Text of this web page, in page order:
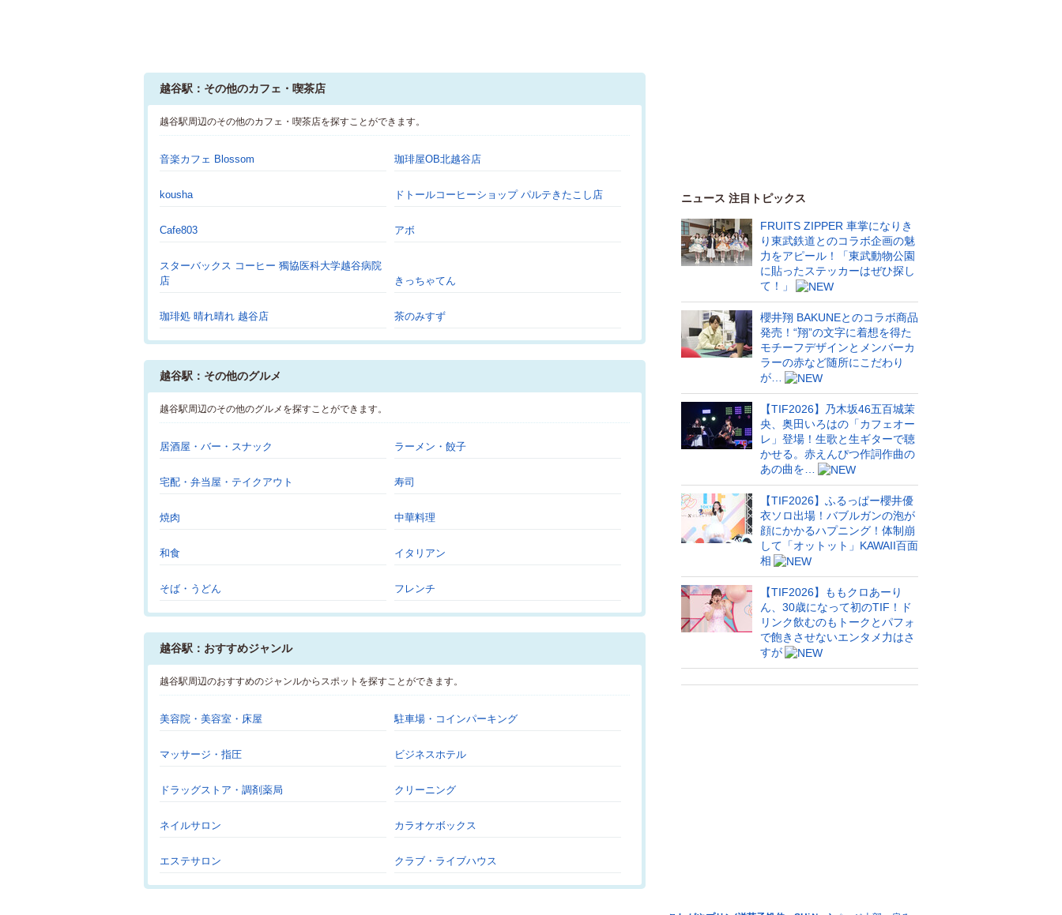
越谷駅：その他のカフェ・喫茶店
越谷駅周辺のその他のカフェ・喫茶店を探すことができます。
音楽カフェ Blossom 珈琲屋OB北越谷店
kousha ドトールコーヒーショップ パルテきたこし店
Cafe803 アボ
スターバックス コーヒー 獨協医科大学越谷病院
店
きっちゃてん
珈琲処 晴れ晴れ 越谷店 茶のみすず
越谷駅：その他のグルメ
越谷駅周辺のその他のグルメを探すことができます。
居酒屋・バー・スナック ラーメン・餃子
宅配・弁当屋・テイクアウト 寿司
焼肉 中華料理
和食 イタリアン
そば・うどん フレンチ
越谷駅：おすすめジャンル
越谷駅周辺のおすすめのジャンルからスポットを探すことができます。
美容院・美容室・床屋 駐車場・コインパーキング
マッサージ・指圧 ビジネスホテル
ドラッグストア・調剤薬局 クリーニング
ネイルサロン カラオケボックス
エステサロン クラブ・ライブハウス
ニュース 注目トピックス
FRUITS ZIPPER 車掌になりき
り東武鉄道とのコラボ企画の魅
力をアピール！「東武動物公園
に貼ったステッカーはぜひ探し
て！」
櫻井翔 BAKUNEとのコラボ商品
発売！“翔”の文字に着想を得た
モチーフデザインとメンバーカ
ラーの赤など随所にこだわり
が…
【TIF2026】乃木坂46五百城茉
央、奥田いろはの「カフェオー
レ」登場！生歌と生ギターで聴
かせる。赤えんぴつ作詞作曲の
あの曲を…
【TIF2026】ふるっぱー櫻井優
衣ソロ出場！バブルガンの泡が
顔にかかるハプニング！体制崩
して「オットット」KAWAII百面
相
【TIF2026】ももクロあーり
ん、30歳になって初のTIF！ド
リンク飲むのもトークとパフォ
で飽きさせないエンタメ力はさ
すが